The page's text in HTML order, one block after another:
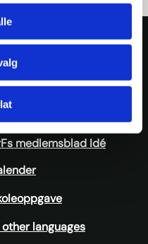
medlemsblad Idé
other languages